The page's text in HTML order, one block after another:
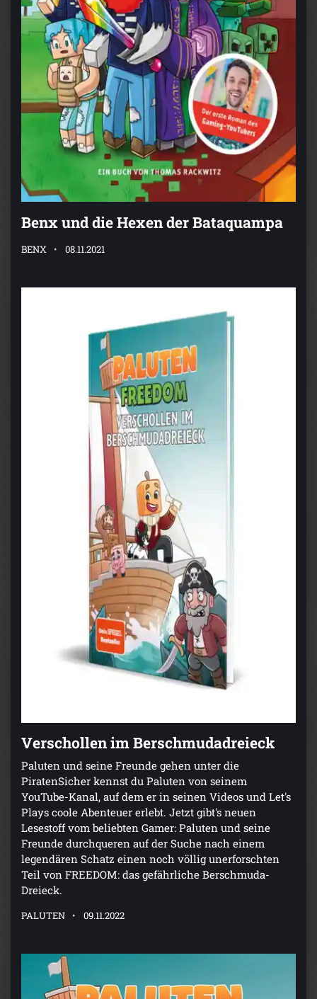
Benx und die Hexen der Bataquampa
BENX 08.11.2021
Verschollen im Berschmudadreieck
Paluten und seine Freunde gehen unter die
PiratenSicher kennst du Paluten von seinem
YouTube-Kanal, auf dem er in seinen Videos und Let's
Plays coole Abenteuer erlebt. Jetzt gibt's neuen
Lesestoff vom beliebten Gamer: Paluten und seine
Freunde durchqueren auf der Suche nach einem
legendären Schatz einen noch völlig unerforschten
Teil von FREEDOM: das gefährliche Berschmuda-
Dreieck.
PALUTEN 09.11.2022